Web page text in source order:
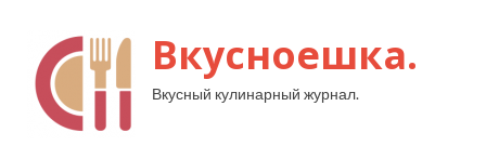
Вкусноешка.
Вкусный кулинарный журнал.